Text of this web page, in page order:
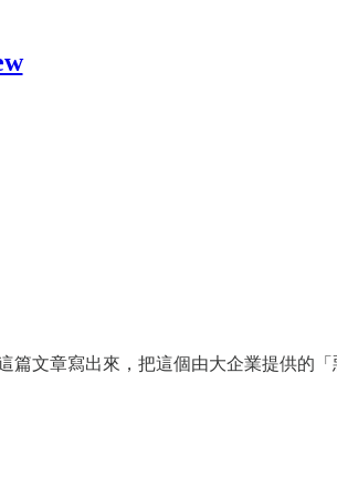
篇文章寫出來，把這個由大企業提供的